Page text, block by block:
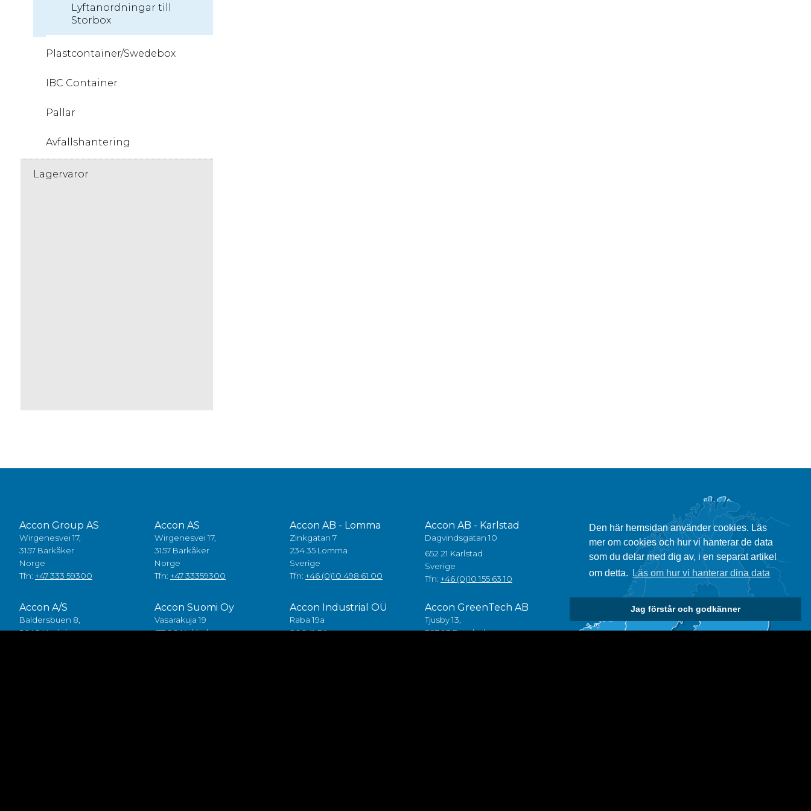
Den här hemsidan använder cookies. Läs
mer om cookies och hur vi hanterar de data
som du delar med dig av, i en separat artikel
om detta.
Läs om hur vi hanterar dina data
Jag förstår och godkänner
Lyftanordningar till
Storbox
Plastcontainer/Swedebox
IBC Container
Pallar
Avfallshantering
Lagervaror
Accon Group AS
Wirgenesvei 17,
3157 Barkåker
Norge
Tfn: +47 333 59300
Accon AS
Wirgenesvei 17,
3157 Barkåker
Norge
Tfn: +47 33359300
Accon AB - Lomma
Zinkgatan 7
234 35 Lomma
Sverige
Tfn: +46 (0)10 498 61 00
Accon AB - Karlstad
Dagvindsgatan 10
652 21 Karlstad
Sverige
Tfn: +46 (0)10 155 63 10
Accon A/S
Baldersbuen 8,
2640 Hedehusene
Accon Suomi Oy
Vasarakuja 19
67100 Kokkola
Accon Industrial OÜ
Raba 19a
80041 Pärnu
Accon GreenTech AB
Tjusby 13,
387 93 Borgholm